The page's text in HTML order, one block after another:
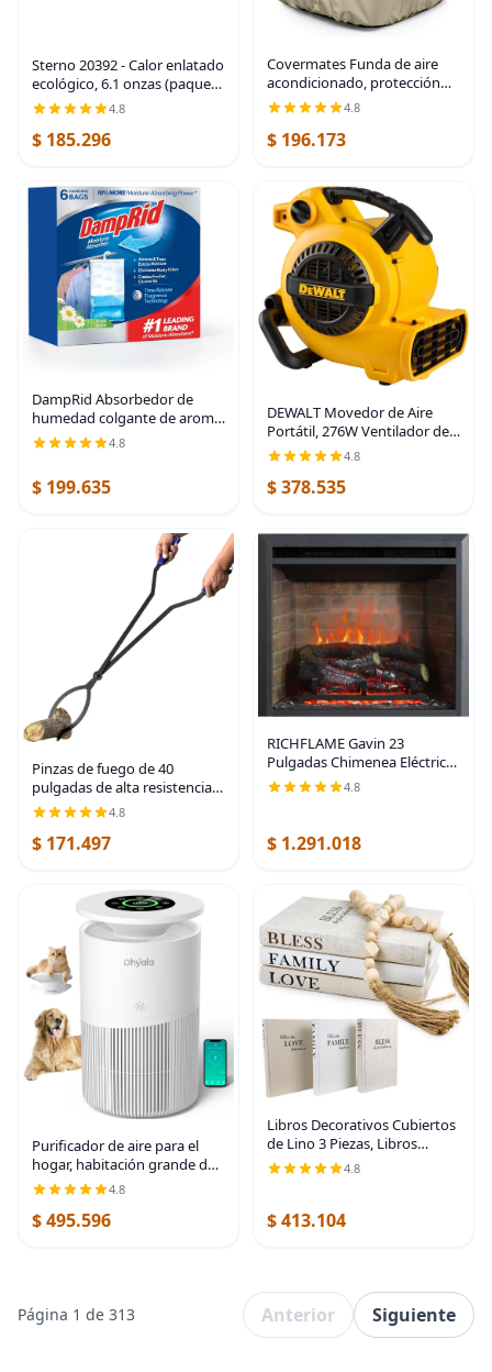
Sterno 20392 - Calor enlatado
ecológico, 6.1 onzas (paquete
de 6) | Smart can indicator
changes color when too hot
to handle, UL 2997 validated,
4.8
$ 185.296
Covermates Funda de aire
acondicionado, protección
duradera resistente a la
intemperie para unidades al
aire libre, poliéster Elite 300D,
4.8
$ 196.173
DampRid Absorbedor de
humedad colgante de aroma
fresco, 15.4 onzas, paquete
de 6 – Elimina los olores a
fresco y limpio,
4.8
$ 199.635
DEWALT Movedor de Aire
Portátil, 276W Ventilador de
Piso de 3 Velocidades,
Ventilador Soplador
Utilitario, 1/5 HP 600 CFM
4.8
$ 378.535
Pinzas de fuego de 40
pulgadas de alta resistencia,
herramienta de agarre de
serrada, pinzas con forma de
4.8
$ 171.497
RICHFLAME Gavin 23
Pulgadas Chimenea Eléctrica
de Inserción con Tronco y
Altavoz, Diseñada para
para Quema de Madera,
4.8
$ 1.291.018
Purificador de aire para el
hogar, habitación grande de
hasta 3620 Pies²,
purificadores de aire H13
True HEPA para el hogar pelo
4.8
$ 495.596
Libros Decorativos Cubiertos
de Lino 3 Piezas, Libros
Decorativos para Decoración
del Hogar, Libros de Mesa de
de Libros
4.8
$ 413.104
Página 1 de 313 Anterior Siguiente